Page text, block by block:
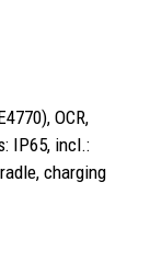
OCR,
IP65, incl.:
charging